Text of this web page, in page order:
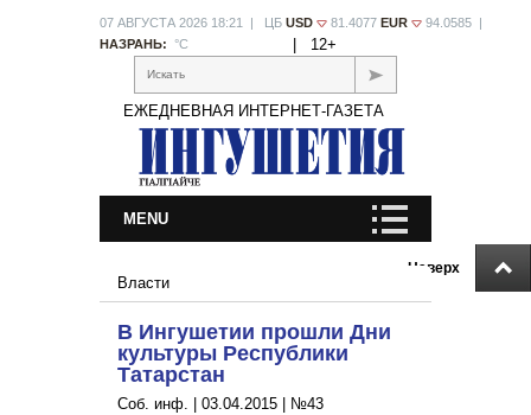
Наверх
07 АВГУСТА 2026 18:21 | ЦБ USD 81.4077 EUR
94.0585 |
НАЗРАНЬ: °С 12+
Искать
ЕЖЕДНЕВНАЯ ИНТЕРНЕТ-ГАЗЕТА
MENU
Власти
В Ингушетии прошли Дни
культуры Республики
Татарстан
Соб. инф. | 03.04.2015 №43